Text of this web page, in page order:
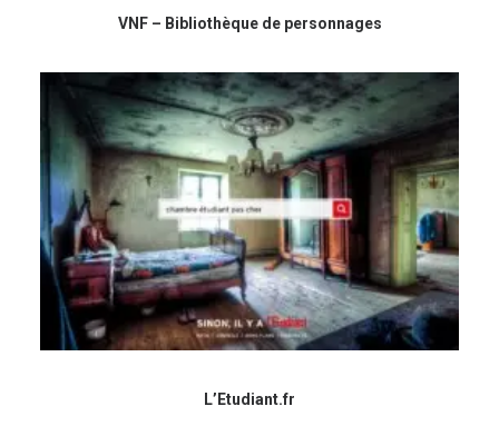
VNF – Bibliothèque de personnages
L’Etudiant.fr